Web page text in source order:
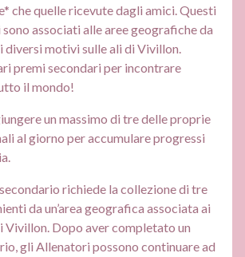
che quelle ricevute dagli amici. Questi
associati alle aree geografiche da
diversi motivi sulle ali di Vivillon.
premi secondari per incontrare
il mondo!
un massimo di tre delle proprie
al giorno per accumulare progressi
richiede la collezione di tre
da un’area geografica associata ai
Vivillon. Dopo aver completato un
gli Allenatori possono continuare ad